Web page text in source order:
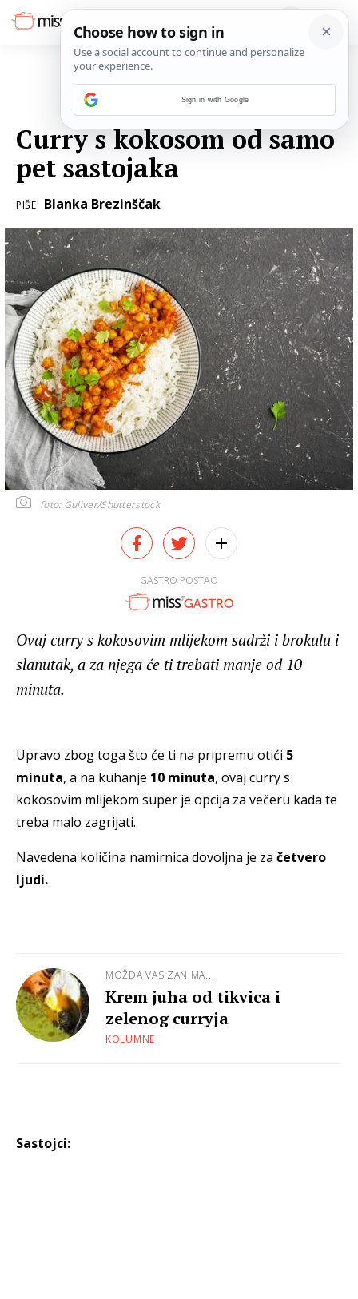
Curry s kokosom od samo
pet sastojaka
PIŠE Blanka Brezinščak
foto: Guliver/Shutterstock
GASTRO POSTAO
Ovaj curry s kokosovim mlijekom sadrži i brokulu i
slanutak, a za njega će ti trebati manje od 10
minuta.
Upravo zbog toga što će ti na pripremu otići 5
minuta, a na kuhanje 10 minuta, ovaj curry s
kokosovim mlijekom super je opcija za večeru kada te
treba malo zagrijati.
Navedena količina namirnica dovoljna je za četvero
ljudi.
MOŽDA VAS ZANIMA...
Krem juha od tikvica i
zelenog curryja
KOLUMNE
Sastojci:
Sign in with Google